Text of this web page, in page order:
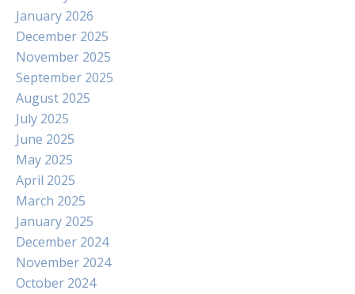
January 2026
December 2025
November 2025
September 2025
August 2025
July 2025
June 2025
May 2025
April 2025
March 2025
January 2025
December 2024
November 2024
October 2024